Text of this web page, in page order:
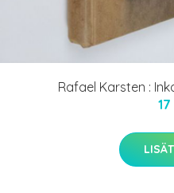
Rafael Karsten :
17